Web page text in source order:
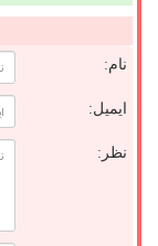
نام:
ایمیل:
نظر: